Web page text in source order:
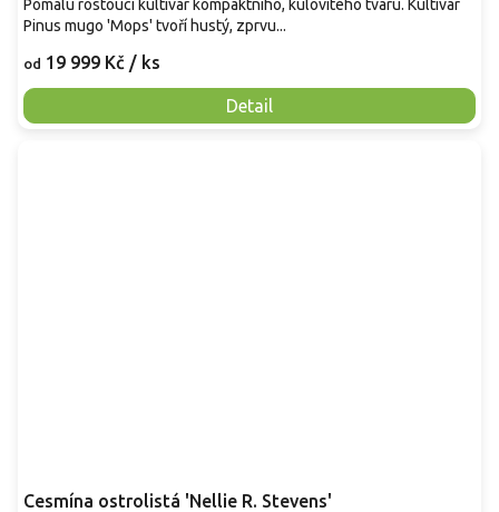
od 19 999 Kč / ks
Detail
Pomalu rostoucí kultivar kompaktního, kulovitého tvaru. Kultivar
Pinus mugo 'Mops' tvoří hustý, zprvu...
Cesmína ostrolistá 'Nellie R. Stevens'